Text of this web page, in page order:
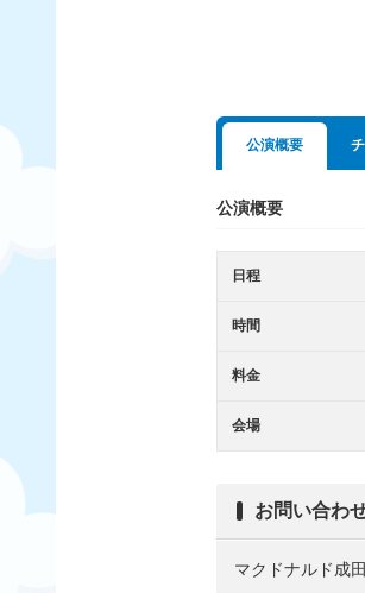
公演概要
公演概要
日程
時間
料金
会場
お問い合わ
マクドナルド成